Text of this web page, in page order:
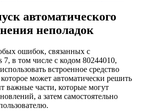
автоматического
неполадок
ошибок, связанных с
в том числе с кодом 80244010,
встроенное средство
может автоматически решить
важные части, которые могут
а затем самостоятельно